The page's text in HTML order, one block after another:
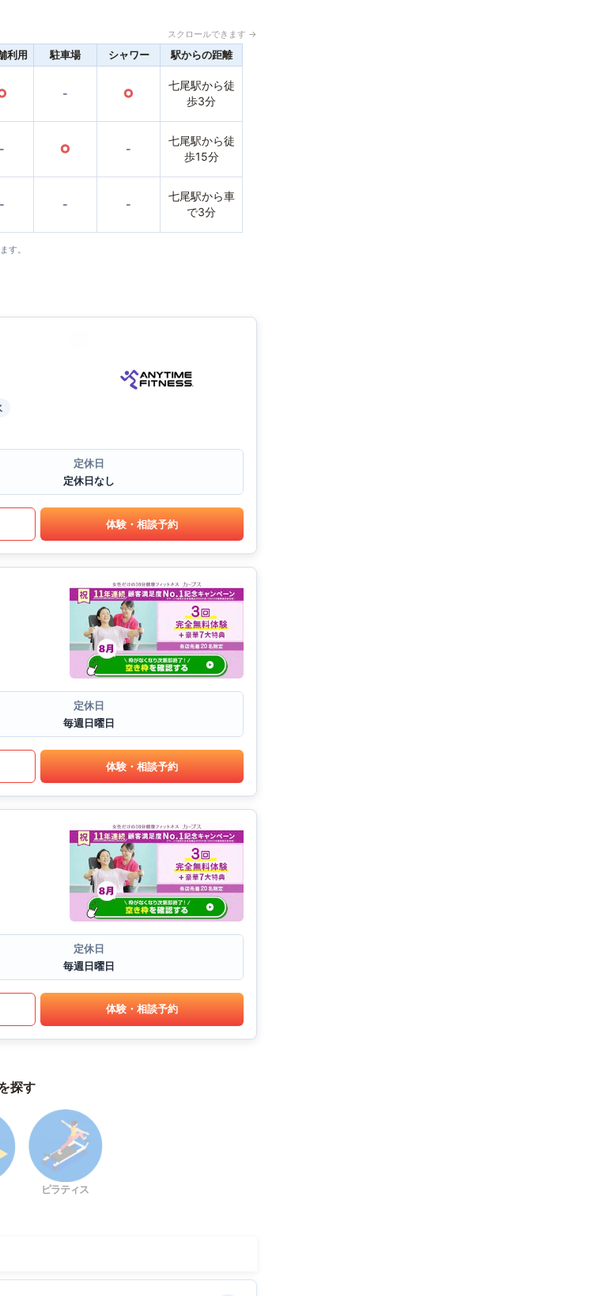
スクロールできます →
利用 駐車場 シャワー 駅からの距離
- ○
七尾駅から徒
歩3分
- ○ -
七尾駅から徒
歩15分
- - -
七尾駅から車
で3分
す。
定休日
定休日なし
体験・相談予約
定休日
毎週日曜日
体験・相談予約
定休日
毎週日曜日
体験・相談予約
探す
ピラティス